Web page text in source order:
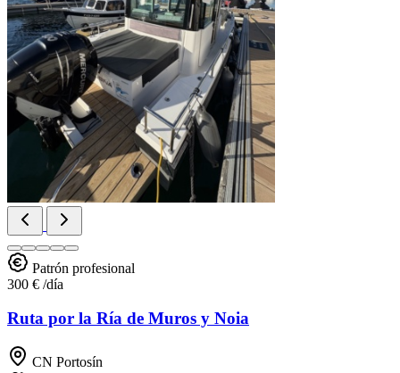
Patrón profesional
300 € /día
Ruta por la Ría de Muros y Noia
CN Portosín